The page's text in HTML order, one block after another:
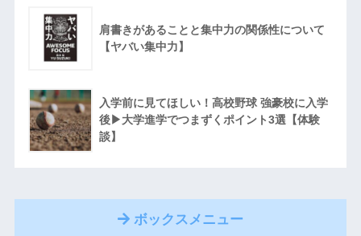
肩書きがあることと集中力の関係性について
【ヤバい集中力】
入学前に見てほしい！高校野球 強豪校に入学
後▶︎大学進学でつまずくポイント3選【体験
談】
ボックスメニュー